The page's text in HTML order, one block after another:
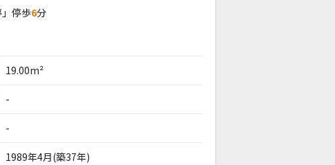
停歩6分
19.00m²
-
-
1989年4月(築37年)